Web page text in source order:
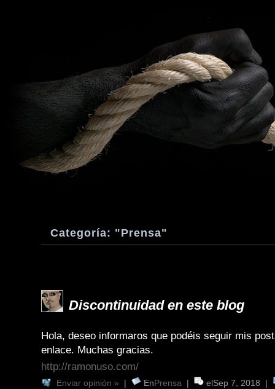
Categoría: "Prensa"
Discontinuidad en este blog
Hola, deseo informaros que podéis seguir mis
enlace. Muchas gracias.
http://ramonuso.com/
Enviar opinión » | EnPrensa |
elSep 7, 2018 |